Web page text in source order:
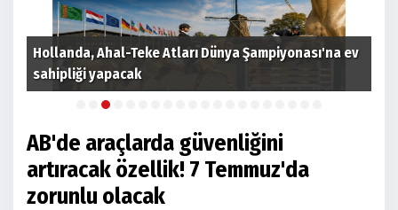
Hollanda, Ahal-Teke Atları Dünya Şampiyonası'na ev
sahipliği yapacak
AB'de araçlarda güvenliğini
artıracak özellik! 7 Temmuz'da
zorunlu olacak